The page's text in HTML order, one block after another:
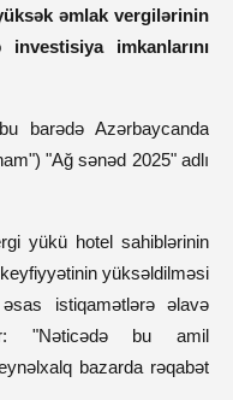
əmlak vergilərinin
imkanlarını
barədə Azərbaycanda
"Ağ sənəd 2025" adlı
yükü hotel sahiblərinin
yüksəldilməsi
istiqamətlərə əlavə
"Nəticədə bu amil
bazarda rəqabət